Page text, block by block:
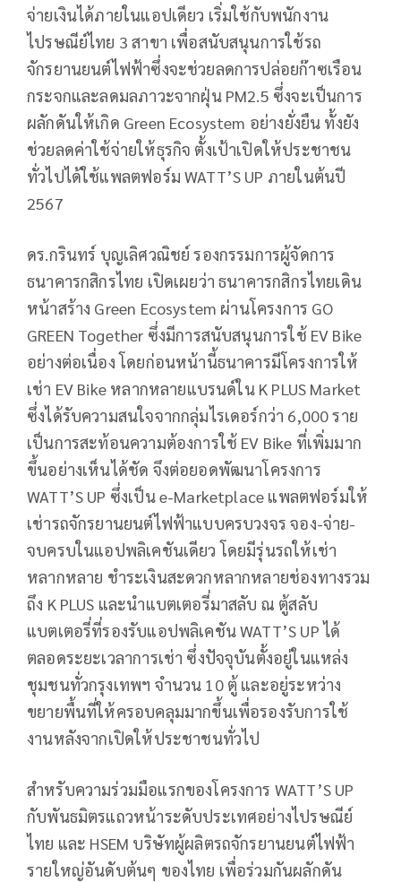
จ่ายเงินได้ภายในแอปเดียว เริ่มใช้กับพนักงาน
ไปรษณีย์ไทย 3 สาขา เพื่อสนับสนุนการใช้รถ
จักรยานยนต์ไฟฟ้าซึ่งจะช่วยลดการปล่อยก๊าซเรือน
กระจกและลดมลภาวะจากฝุ่น PM2.5 ซึ่งจะเป็นการ
ผลักดันให้เกิด Green Ecosystem อย่างยั่งยืน ทั้งยัง
ช่วยลดค่าใช้จ่ายให้ธุรกิจ ตั้งเป้าเปิดให้ประชาชน
ทั่วไปได้ใช้แพลตฟอร์ม WATT’S UP ภายในต้นปี
2567
ดร.กรินทร์ บุญเลิศวณิชย์ รองกรรมการผู้จัดการ
ธนาคารกสิกรไทย เปิดเผยว่า ธนาคารกสิกรไทยเดิน
หน้าสร้าง Green Ecosystem ผ่านโครงการ GO
GREEN Together ซึ่งมีการสนับสนุนการใช้ EV Bike
อย่างต่อเนื่อง โดยก่อนหน้านี้ธนาคารมีโครงการให้
เช่า EV Bike หลากหลายแบรนด์ใน K PLUS Market
ซึ่งได้รับความสนใจจากกลุ่มไรเดอร์กว่า 6,000 ราย
เป็นการสะท้อนความต้องการใช้ EV Bike ที่เพิ่มมาก
ขึ้นอย่างเห็นได้ชัด จึงต่อยอดพัฒนาโครงการ
WATT’S UP ซึ่งเป็น e-Marketplace แพลตฟอร์มให้
เช่ารถจักรยานยนต์ไฟฟ้าแบบครบวงจร จอง-จ่าย-
จบครบในแอปพลิเคชันเดียว โดยมีรุ่นรถให้เช่า
หลากหลาย ชำระเงินสะดวกหลากหลายช่องทางรวม
ถึง K PLUS และนำแบตเตอรี่มาสลับ ณ ตู้สลับ
แบตเตอรี่ที่รองรับแอปพลิเคชัน WATT’S UP ได้
ตลอดระยะเวลาการเช่า ซึ่งปัจจุบันตั้งอยู่ในแหล่ง
ชุมชนทั่วกรุงเทพฯ จำนวน 10 ตู้ และอยู่ระหว่าง
ขยายพื้นที่ให้ครอบคลุมมากขึ้นเพื่อรองรับการใช้
งานหลังจากเปิดให้ประชาชนทั่วไป
สำหรับความร่วมมือแรกของโครงการ WATT’S UP
กับพันธมิตรแถวหน้าระดับประเทศอย่างไปรษณีย์
ไทย และ HSEM บริษัทผู้ผลิตรถจักรยานยนต์ไฟฟ้า
รายใหญ่อันดับต้นๆ ของไทย เพื่อร่วมกันผลักดัน